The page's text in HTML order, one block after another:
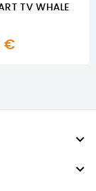
TV WHALE
€

